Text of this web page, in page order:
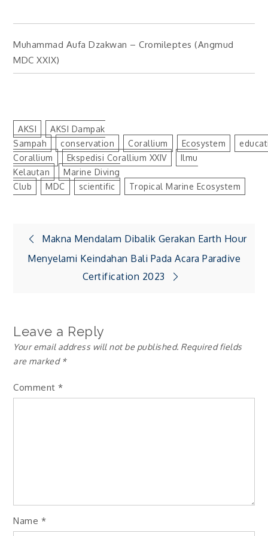
Muhammad Aufa Dzakwan – Cromileptes (Angmud
MDC XXIX)
AKSI
AKSI Dampak
Sampah
Conservation Corallium Ecosystem
Corallium
Ekspedisi Corallium XXIV
Ilmu
Kelautan
Marine Diving
Club
MDC Scientific Tropical Marine Ecosystem
Post
navigation
Makna Mendalam Dibalik Gerakan Earth Hour
Menyelami Keindahan Bali Pada Acara Paradive
Certification 2023
Leave a Reply
Your email address will not be published. Required fields
are marked *
Comment*
Name *